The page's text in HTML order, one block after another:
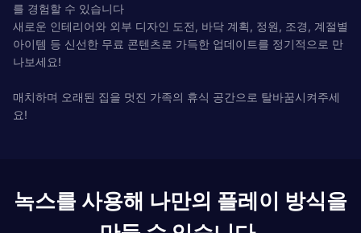
를 경험할 수 있습니다
새로운 인테리어와 외부 디자인 도전, 바닥 계획, 정원, 조경, 계절별
아이템 등 신선한 무료 콘텐츠로 가득한 업데이트를 정기적으로 만
나보세요!
매치하며 오래된 집을 멋진 가족의 휴식 공간으로 탈바꿈시켜주세
요!
녹스를 사용해 나만의 플레이 방식을